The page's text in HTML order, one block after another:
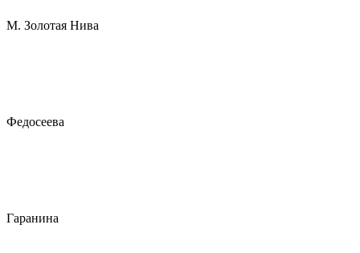
М. Золотая Нива
Федосеева
Гаранина